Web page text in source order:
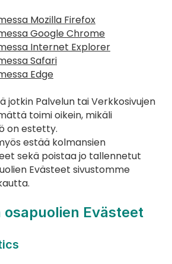
Mozilla Firefox
Google Chrome
Internet Explorer
Safari
Edge
jotkin Palvelun tai Verkkosivujen
toimi oikein, mikäli
on estetty.
estää kolmansien
sekä poistaa jo tallennetut
Evästeet sivustomme
osapuolien Evästeet